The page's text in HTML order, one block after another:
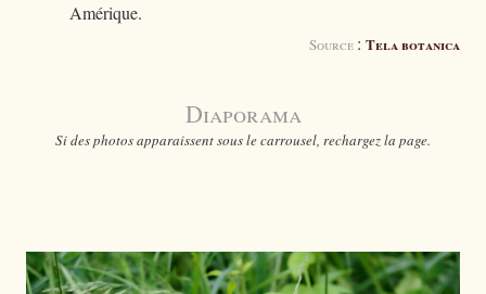
Amérique.
Source : Tela botanica
Diaporama
Si des photos apparaissent sous le carrousel, rechargez la page.